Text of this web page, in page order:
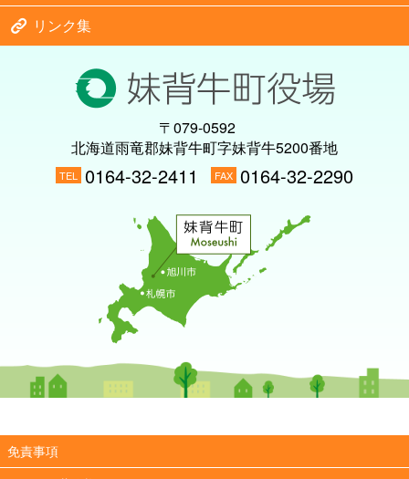
リンク集
〒079-0592
北海道雨竜郡妹背牛町字妹背牛5200番地
TEL 0164-32-2411 FAX 0164-32-2290
免責事項